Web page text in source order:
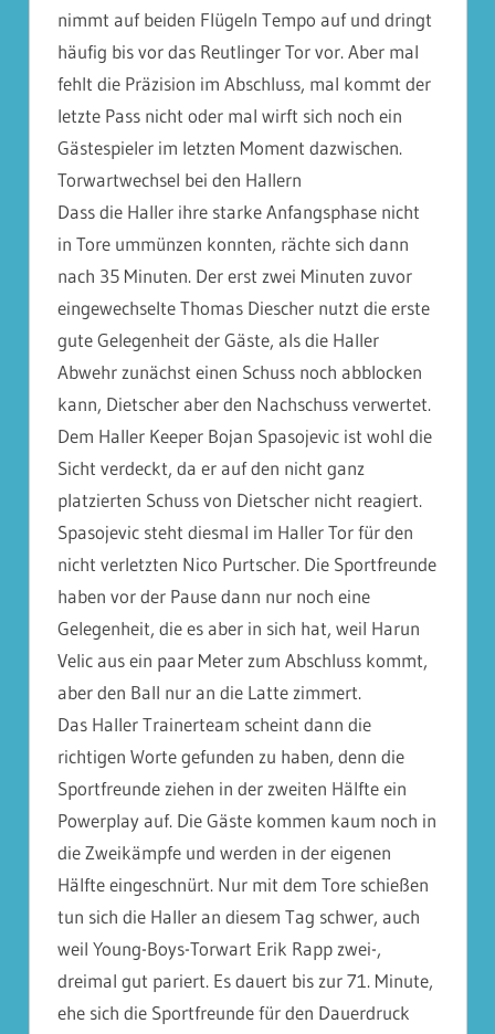
nimmt auf beiden Flügeln Tempo auf und dringt
häufig bis vor das Reutlinger Tor vor. Aber mal
fehlt die Präzision im Abschluss, mal kommt der
letzte Pass nicht oder mal wirft sich noch ein
Gästespieler im letzten Moment dazwischen.
Torwartwechsel bei den Hallern
Dass die Haller ihre starke Anfangsphase nicht
in Tore ummünzen konnten, rächte sich dann
nach 35 Minuten. Der erst zwei Minuten zuvor
eingewechselte Thomas Diescher nutzt die erste
gute Gelegenheit der Gäste, als die Haller
Abwehr zunächst einen Schuss noch abblocken
kann, Dietscher aber den Nachschuss verwertet.
Dem Haller Keeper Bojan Spasojevic ist wohl die
Sicht verdeckt, da er auf den nicht ganz
platzierten Schuss von Dietscher nicht reagiert.
Spasojevic steht diesmal im Haller Tor für den
nicht verletzten Nico Purtscher. Die Sportfreunde
haben vor der Pause dann nur noch eine
Gelegenheit, die es aber in sich hat, weil Harun
Velic aus ein paar Meter zum Abschluss kommt,
aber den Ball nur an die Latte zimmert.
Das Haller Trainerteam scheint dann die
richtigen Worte gefunden zu haben, denn die
Sportfreunde ziehen in der zweiten Hälfte ein
Powerplay auf. Die Gäste kommen kaum noch in
die Zweikämpfe und werden in der eigenen
Hälfte eingeschnürt. Nur mit dem Tore schießen
tun sich die Haller an diesem Tag schwer, auch
weil Young-Boys-Torwart Erik Rapp zwei-,
dreimal gut pariert. Es dauert bis zur 71. Minute,
ehe sich die Sportfreunde für den Dauerdruck